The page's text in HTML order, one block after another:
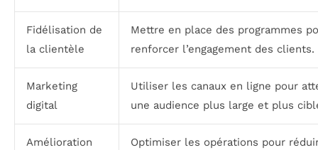
Fidélisation de
la clientèle
Mettre en place des programmes
renforcer l’engagement des clients.
Marketing
digital
Utiliser les canaux en ligne pour
une audience plus large et plus
Amélioration
Optimiser les opérations pour